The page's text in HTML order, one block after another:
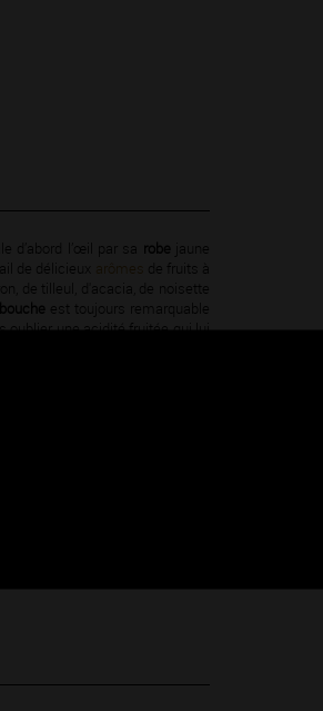
d’abord l’œil par sa robe jaune
de délicieux arômes de fruits à
de tilleul, d'acacia, de noisette
est toujours remarquable
oublier une acidité fruitée qui lui
l’eau, un barbecue, ou une
idéal pour passer un
capables de révéler leurs